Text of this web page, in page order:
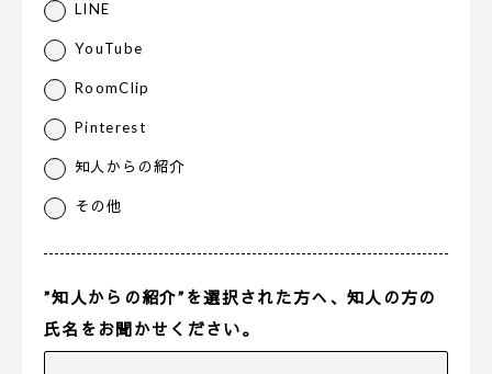
LINE
YouTube
RoomClip
Pinterest
知人からの紹介
その他
”知人からの紹介”を選択された方へ、知人の方の
氏名をお聞かせください。